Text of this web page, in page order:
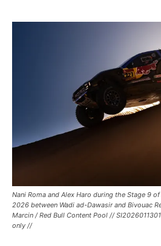
Nani Roma and Alex Haro during the Stage 9
2026 between Wadi ad-Dawasir and Bivouac
Marcin / Red Bull Content Pool //
only //